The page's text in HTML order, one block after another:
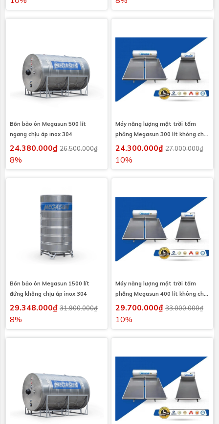
Bồn bảo ôn Megasun 500 lít
ngang chịu áp inox 304
24.380.000₫ 26.500.000₫
8%
Máy năng lượng mặt trời tấm
phẳng Megasun 300 lít không chịu
áp
24.300.000₫ 27.000.000₫
10%
Bồn bảo ôn Megasun 1500 lít
đứng không chịu áp inox 304
29.348.000₫ 31.900.000₫
8%
Máy năng lượng mặt trời tấm
phẳng Megasun 400 lít không chịu
áp
29.700.000₫ 33.000.000₫
10%